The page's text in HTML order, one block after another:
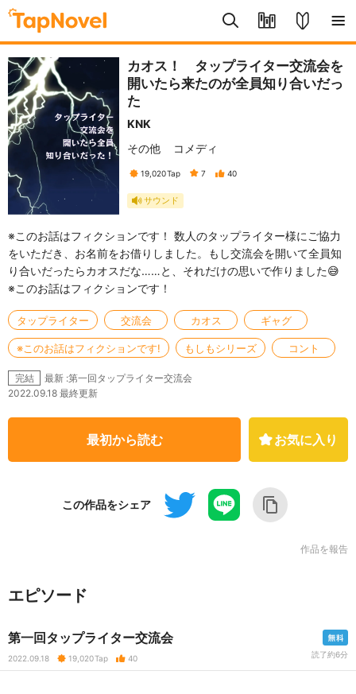
カオス！ タップライター交流会を
開いたら来たのが全員知り合いだっ
た
KNK
その他
コメディ
19,020Tap 7 40
サウンド
※このお話はフィクションです！ 数人のタップライター様にご協力
をいただき、お名前をお借りしました。もし交流会を開いて全員知
り合いだったらカオスだな……と、それだけの思いで作りました😅
※このお話はフィクションです！
タップライター 交流会 カオス ギャグ
※このお話はフィクションです! もしもシリーズ コント
完結
最新 :第一回タップライター交流会
2022.09.18 最終更新
最初から読む お気に入り
この作品をシェア
作品を報告
エピソード
第一回タップライター交流会
2022.09.18 19,020Tap 40 読了約6分